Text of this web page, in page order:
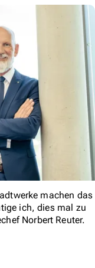
machen das
ich, dies mal zu
Norbert Reuter.